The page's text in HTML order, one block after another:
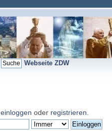
Webseite ZDW
einloggen oder registrieren